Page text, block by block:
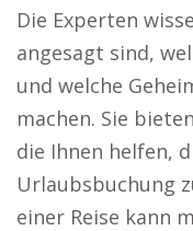
Die Experten
angesagt sind,
und welche
machen. Sie
die Ihnen helfen,
Urlaubsbuchung
einer Reise kann